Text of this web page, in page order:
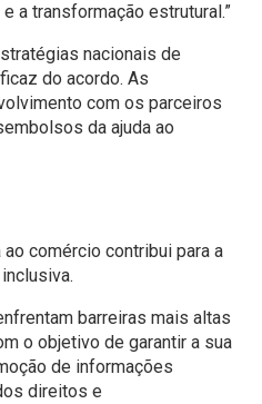
a transformação estrutural.”
nacionais de
do acordo. As
com os parceiros
da ajuda ao
comércio contribui para a
barreiras mais altas
o objetivo de garantir a sua
de informações
direitos e